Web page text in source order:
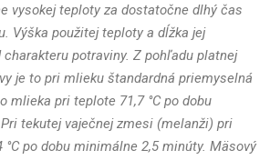
vysokej teploty za dostatočne dlhý čas
Výška použitej teploty a dĺžka jej
potraviny. Z pohľadu platnej
je to pri mlieku štandardná priemyselná
mlieka pri teplote 71,7 °C po dobu
tekutej vaječnej zmesi (melanži) pri
po dobu minimálne 2,5 minúty. Mäsový